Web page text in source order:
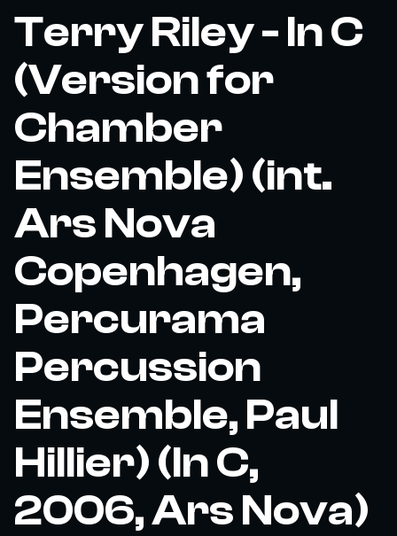
Terry Riley - In C
(Version for
Chamber
Ensemble) (int.
Ars Nova
Copenhagen,
Percurama
Percussion
Ensemble, Paul
Hillier) (In C,
2006, Ars Nova)